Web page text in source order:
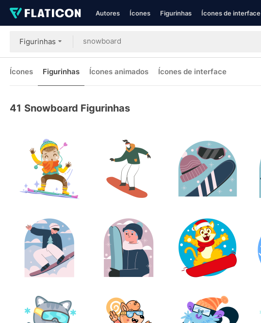
Autores Ícones Figurinhas Ícones de interface
Figurinhas
Ícones Figurinhas Ícones animados Ícones de interface
41 Snowboard Figurinhas